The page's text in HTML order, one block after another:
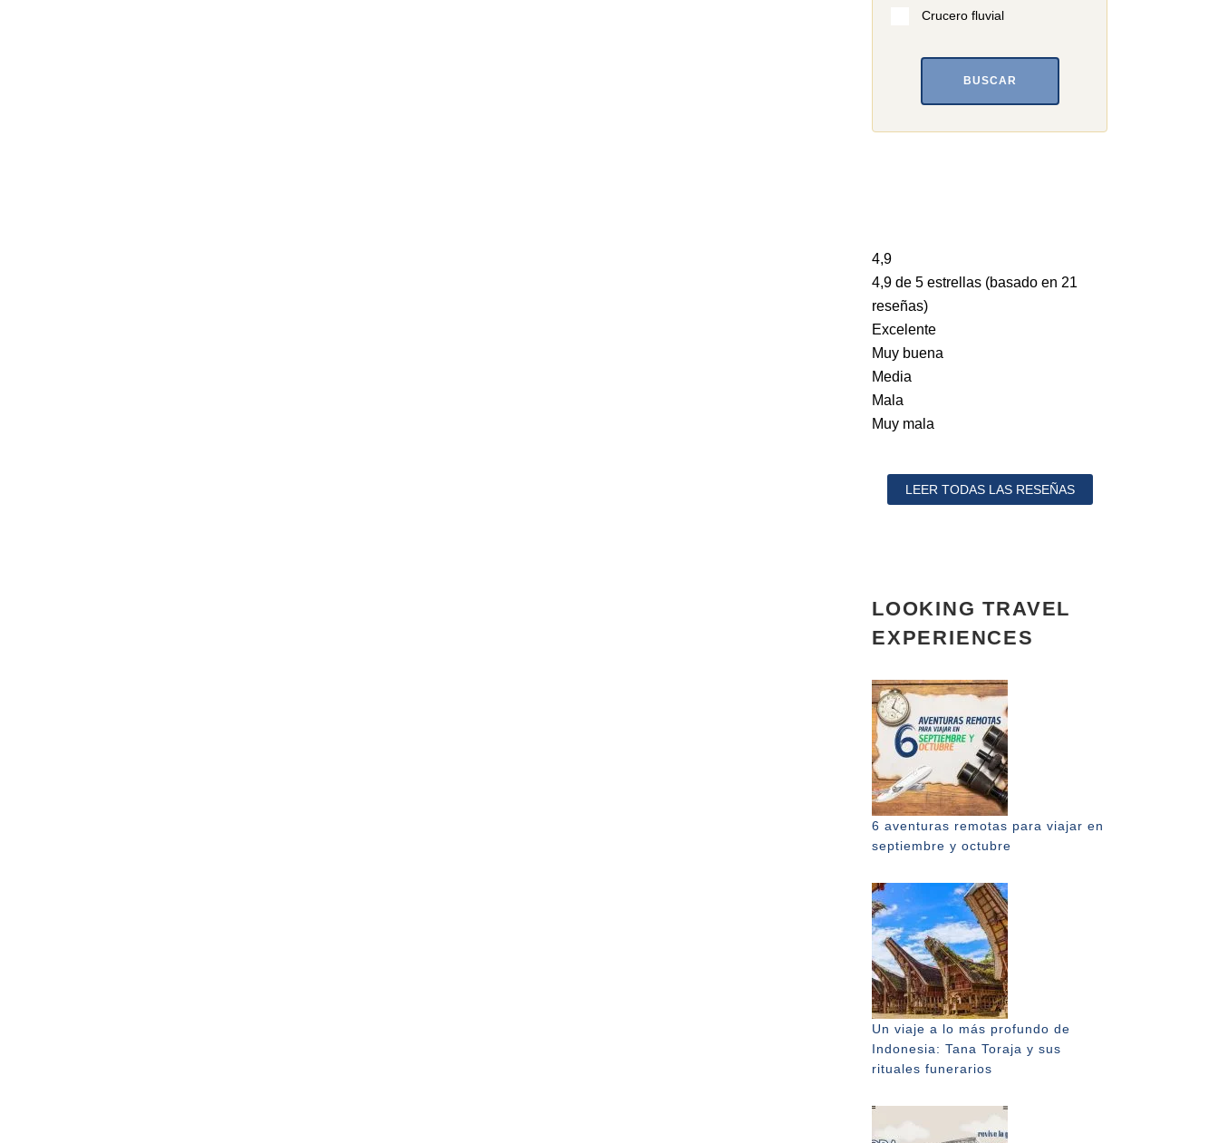
Crucero fluvial
BUSCAR
4,9
4,9 de 5 estrellas (basado en 21
reseñas)
Excelente
Muy buena
Media
Mala
Muy mala
LEER TODAS LAS RESEÑAS
LOOKING TRAVEL
EXPERIENCES
6 aventuras remotas para viajar en
septiembre y octubre
Un viaje a lo más profundo de
Indonesia: Tana Toraja y sus
rituales funerarios